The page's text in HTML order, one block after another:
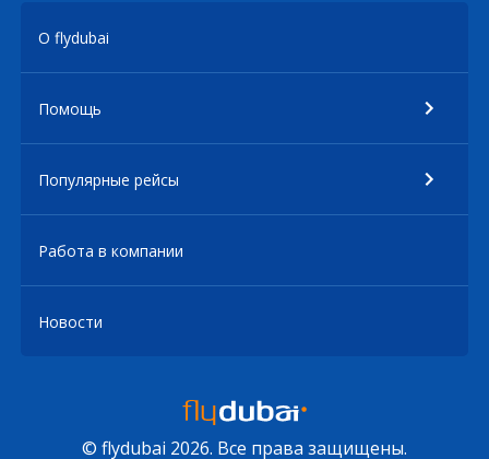
О flydubai
Помощь
Популярные рейсы
Работа в компании
Новости
© flydubai 2026. Все права защищены.